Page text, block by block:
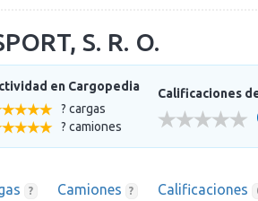
S. R. O.
en Cargopedia
? cargas
? camiones
Calificaciones
? Camiones ? Calificaciones